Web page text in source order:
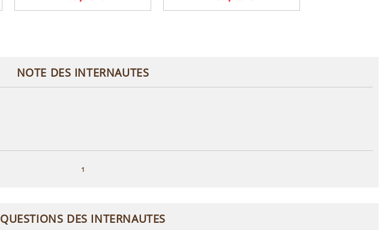
NOTE DES INTERNAUTES
1
QUESTIONS DES INTERNAUTES